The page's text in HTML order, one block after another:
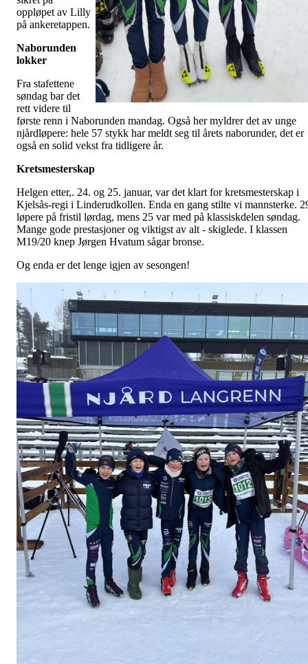
oppløpet av Lilly
på ankeretappen.
Naborunden
lokker
Fra stafettene
søndag bar det
rett videre til
første renn i Naborunden mandag. Også her myldrer det av unge
njårdløpere: hele 57 stykk har meldt seg til årets naborunder, det er
også en solid vekst fra tidligere år.
Kretsmesterskap
Helgen etter,. 24. og 25. januar, var det klart for kretsmesterskap i
Kjelsås-regi i Linderudkollen. Enda en gang stilte vi mannsterke.
løpere på fristil lørdag, mens 25 var med på klassiskdelen søndag.
Mange gode prestasjoner og viktigst av alt - skiglede. I klassen
M19/20 knep Jørgen Hvatum sågar bronse.
Og enda er det lenge igjen av sesongen!